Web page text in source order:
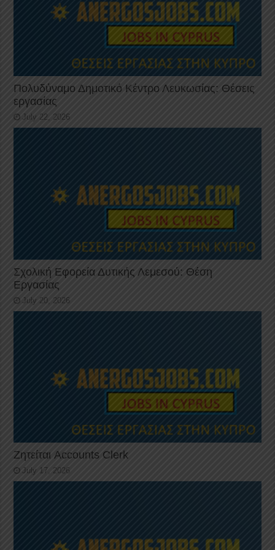
Πολυδύναμο Δημοτικό Κέντρο Λευκωσίας: Θέσεις
εργασίας
July 22, 2026
Σχολική Εφορεία Δυτικής Λεμεσού: Θέση
Εργασίας
July 20, 2026
Ζητείται Accounts Clerk
July 17, 2026